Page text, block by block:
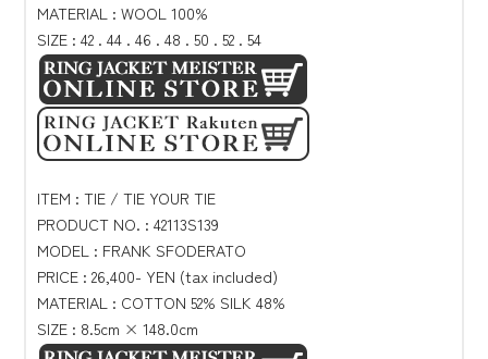
MATERIAL : WOOL 100%
SIZE : 42 . 44 . 46 . 48 . 50 . 52 . 54
ITEM : TIE / TIE YOUR TIE
PRODUCT NO. : 42113S139
MODEL : FRANK SFODERATO
PRICE : 26,400- YEN (tax included)
MATERIAL : COTTON 52% SILK 48%
SIZE : 8.5cm × 148.0cm